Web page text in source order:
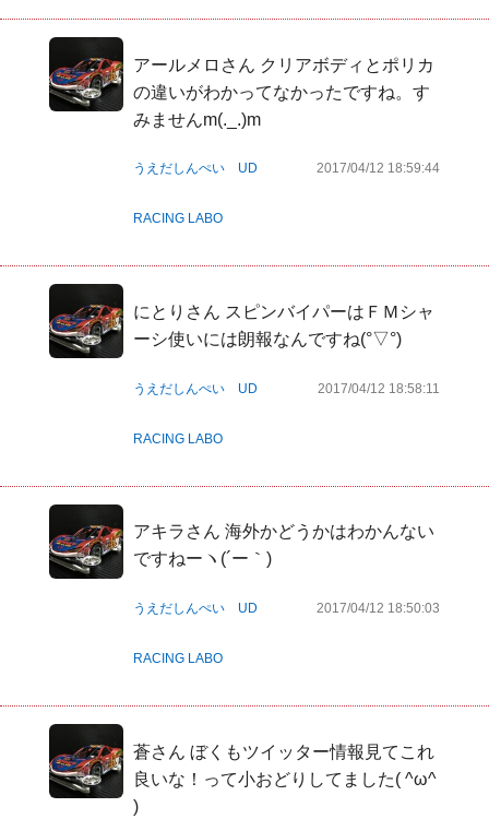
アールメロさん クリアボディとポリカ
の違いがわかってなかったですね。す
みませんm(._.)m
うえだしんぺい UD
RACING LABO
2017/04/12 18:59:44
にとりさん スピンバイパーはＦＭシャ
ーシ使いには朗報なんですね(°▽°)
うえだしんぺい UD
RACING LABO
2017/04/12 18:58:11
アキラさん 海外かどうかはわかんない
ですねーヽ(´ー｀)
うえだしんぺい UD
RACING LABO
2017/04/12 18:50:03
蒼さん ぼくもツイッター情報見てこれ
良いな！って小おどりしてました( ^ω^
)